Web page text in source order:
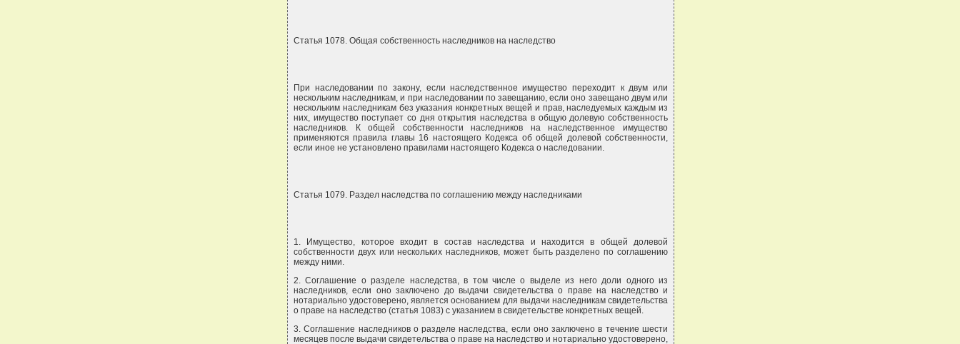
Статья 1078. Общая собственность наследников на наследство
При наследовании по закону, если наследственное имущество переходит к двум или
нескольким наследникам, и при наследовании по завещанию, если оно завещано двум или
нескольким наследникам без указания конкретных вещей и прав, наследуемых каждым из
них, имущество поступает со дня открытия наследства в общую долевую собственность
наследников. К общей собственности наследников на наследственное имущество
применяются правила главы 16 настоящего Кодекса об общей долевой собственности,
если иное не установлено правилами настоящего Кодекса о наследовании.
Статья 1079. Раздел наследства по соглашению между наследниками
1. Имущество, которое входит в состав наследства и находится в общей долевой
собственности двух или нескольких наследников, может быть разделено по соглашению
между ними.
2. Соглашение о разделе наследства, в том числе о выделе из него доли одного из
наследников, если оно заключено до выдачи свидетельства о праве на наследство и
нотариально удостоверено, является основанием для выдачи наследникам свидетельства
о праве на наследство (статья 1083) с указанием в свидетельстве конкретных вещей.
3. Соглашение наследников о разделе наследства, если оно заключено в течение шести
месяцев после выдачи свидетельства о праве на наследство и нотариально удостоверено,